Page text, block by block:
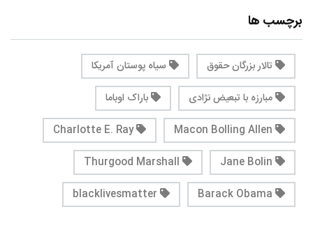
برچسب ها
تالار بزرگان حقوق
سیاه پوستان آمریکا
مبارزه با تبعیض نژادی
باراک اوباما
Charlotte E. Ray